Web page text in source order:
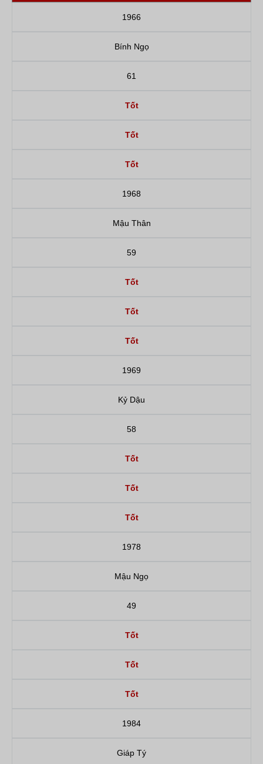
1966
Bính Ngọ
61
Tốt
Tốt
Tốt
1968
Mậu Thân
59
Tốt
Tốt
Tốt
1969
Kỷ Dậu
58
Tốt
Tốt
Tốt
1978
Mậu Ngọ
49
Tốt
Tốt
Tốt
1984
Giáp Tý